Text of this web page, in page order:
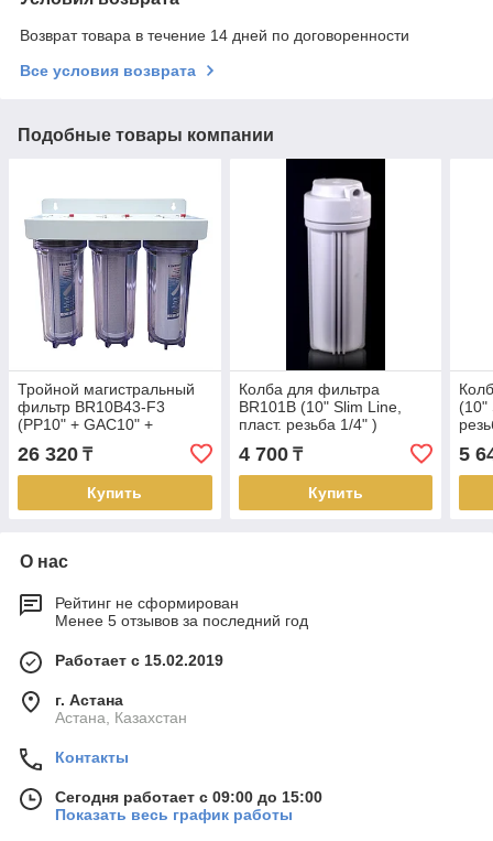
Возврат товара в течение 14 дней по договоренности
Все условия возврата
Подобные товары компании
Тройной магистральный
фильтр BR10B43-F3
(PP10" + GAC10" +
CTO10" Slim Line, ключ,
метал. резьба 1/2" )
26 320 ₸
Купить
Колба для фильтра
BR101B (10" Slim Line,
пласт. резьба 1/4" )
4 700₸
Купить
(10"
5
О нас
Рейтинг не сформирован
Менее 5 отзывов за последний год
Работает с 15.02.2019
г. Астана
Астана, Казахстан
Контакты
Сегодня работает с 09:00 до 15:00
Показать весь график работы